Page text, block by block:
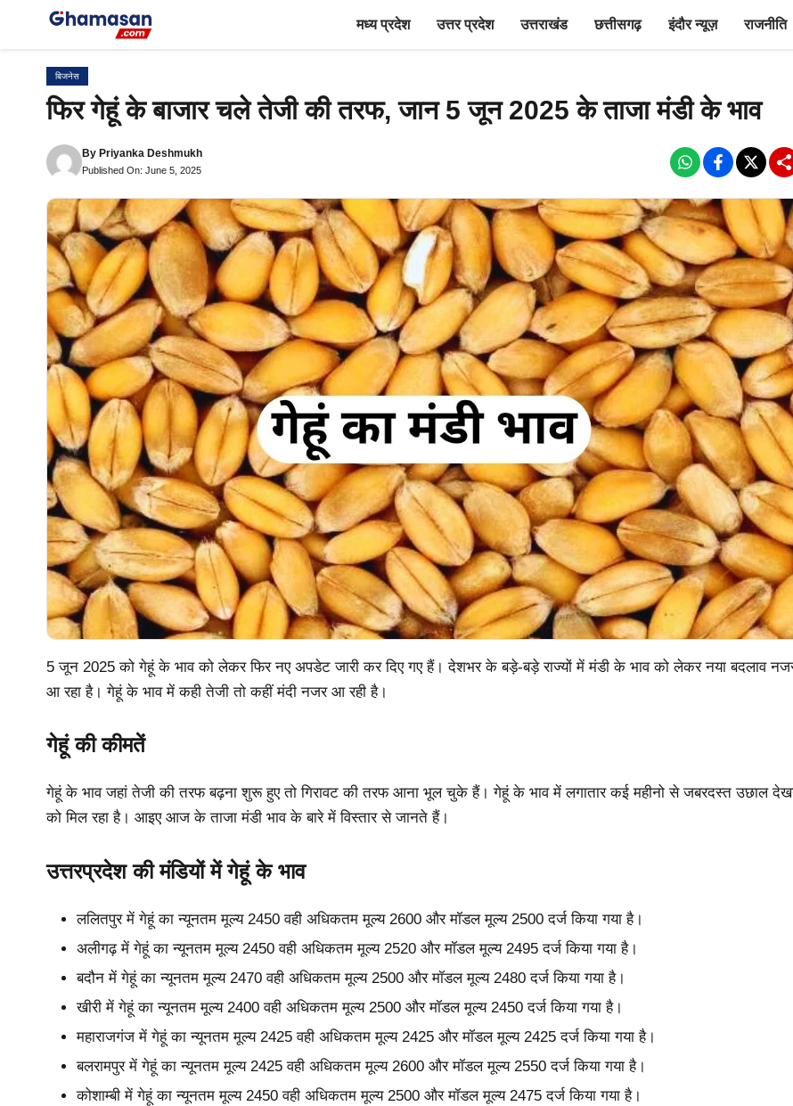
मध्य प्रदेश उत्तर प्रदेश उत्तराखंड छत्तीसगढ़ इंदौर न्यूज़ राजनीति
बिजनेस
फिर गेहूं के बाजार चले तेजी की तरफ, जान 5 जून 2025 के ताजा मंडी के भाव
By Priyanka Deshmukh
Published On: June 5, 2025
5 जून 2025 को गेहूं के भाव को लेकर फिर नए अपडेट जारी कर दिए गए हैं। देशभर के बड़े-बड़े राज्यों में मंडी के भाव को लेकर नया बदलाव
आ रहा है। गेहूं के भाव में कही तेजी तो कहीं मंदी नजर आ रही है।
गेहूं की कीमतें
गेहूं के भाव जहां तेजी की तरफ बढ़ना शुरू हुए तो गिरावट की तरफ आना भूल चुके हैं। गेहूं के भाव में लगातार कई महीनो से जबरदस्त उछाल
को मिल रहा है। आइए आज के ताजा मंडी भाव के बारे में विस्तार से जानते हैं।
उत्तरप्रदेश की मंडियों में गेहूं के भाव
ललितपुर में गेहूं का न्यूनतम मूल्य 2450 वही अधिकतम मूल्य 2600 और मॉडल मूल्य 2500 दर्ज किया गया है।
अलीगढ़ में गेहूं का न्यूनतम मूल्य 2450 वही अधिकतम मूल्य 2520 और मॉडल मूल्य 2495 दर्ज किया गया है।
बदौन में गेहूं का न्यूनतम मूल्य 2470 वही अधिकतम मूल्य 2500 और मॉडल मूल्य 2480 दर्ज किया गया है।
खीरी में गेहूं का न्यूनतम मूल्य 2400 वही अधिकतम मूल्य 2500 और मॉडल मूल्य 2450 दर्ज किया गया है।
महाराजगंज में गेहूं का न्यूनतम मूल्य 2425 वही अधिकतम मूल्य 2425 और मॉडल मूल्य 2425 दर्ज किया गया है।
बलरामपुर में गेहूं का न्यूनतम मूल्य 2425 वही अधिकतम मूल्य 2600 और मॉडल मूल्य 2550 दर्ज किया गया है।
कोशाम्बी में गेहूं का न्यूनतम मूल्य 2450 वही अधिकतम मूल्य 2500 और मॉडल मूल्य 2475 दर्ज किया गया है।